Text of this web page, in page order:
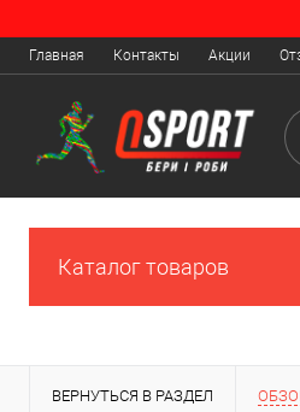
Главная Контакты Акции
Каталог товаров
ВЕРНУТЬСЯ В РАЗДЕЛ